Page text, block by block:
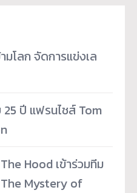
มโลก จัดการแข่งเล
ปี แฟรนไชส์ Tom
Hood เข้าร่วมทีม
Mystery of